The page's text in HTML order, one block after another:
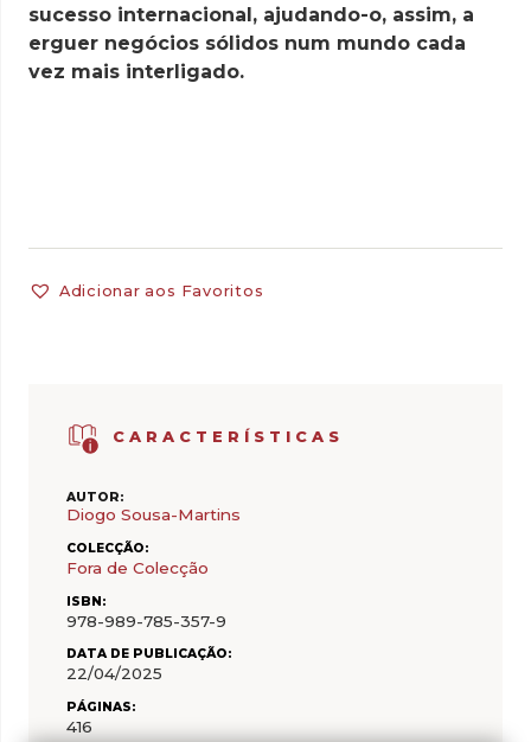
CARACTERÍSTICAS
AUTOR:
Diogo Sousa-Martins
COLECÇÃO:
Fora de Colecção
ISBN:
978-989-785-357-9
DATA DE PUBLICAÇÃO:
22/04/2025
PÁGINAS:
416
sucesso internacional, ajudando-o, assim, a
erguer negócios sólidos num mundo cada
vez mais interligado.
Adicionar aos Favoritos